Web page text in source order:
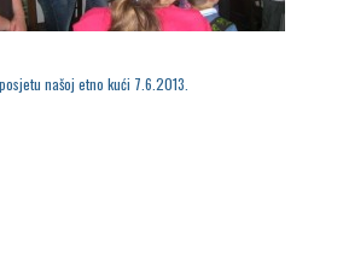
našoj etno kući 7.6.2013.